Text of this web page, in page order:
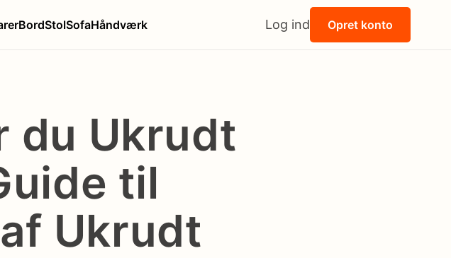
BordStolSofaHåndværk Log ind Opret konto
du Ukrudt
til
Ukrudt